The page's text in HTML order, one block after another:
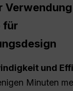
Verwendung
für
und
Minuten